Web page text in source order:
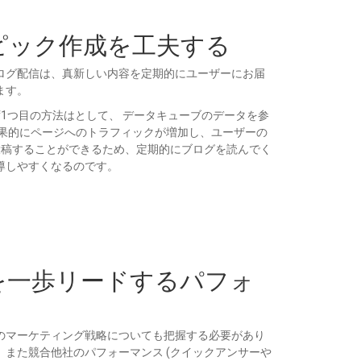
ク作成を工夫する
配信は、真新しい内容を定期的にユーザーにお届
。
目の方法はとして、 データキューブのデータを参
的にページへのトラフィックが増加し、ユーザーの
することができるため、定期的にブログを読んでく
やすくなるのです。
歩リードするパフォ
ーケティング戦略についても把握する必要があり
た競合他社のパフォーマンス (クイックアンサーや